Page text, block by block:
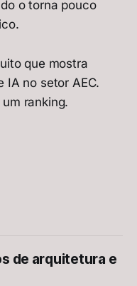
o torna pouco
que mostra
IA no setor AEC.
ranking.
de arquitetura e